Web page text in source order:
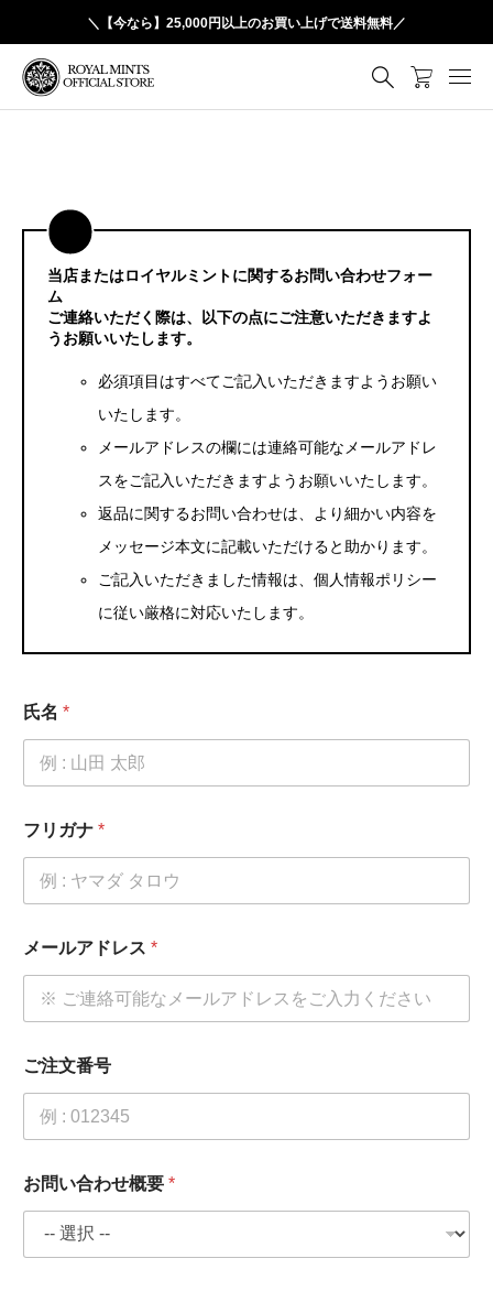
＼【今なら】25,000円以上のお買い上げで送料無料／
当店またはロイヤルミントに関するお問い合わせフォー
ム
ご連絡いただく際は、以下の点にご注意いただきますよ
うお願いいたします。
必須項目はすべてご記入いただきますようお願い
いたします。
メールアドレスの欄には連絡可能なメールアドレ
スをご記入いただきますようお願いいたします。
返品に関するお問い合わせは、より細かい内容を
メッセージ本文に記載いただけると助かります。
ご記入いただきました情報は、個人情報ポリシー
に従い厳格に対応いたします。
氏名 *
フリガナ *
メールアドレス *
*
フ
ご注文番号
お問い合わせ概要 *